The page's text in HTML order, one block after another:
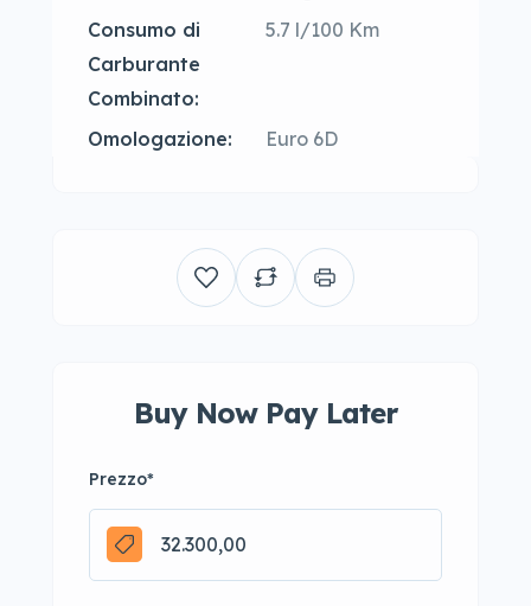
Consumo di
Carburante
Combinato:
5.7 l/100 Km
Omologazione: Euro 6D
Buy Now Pay Later
Prezzo*